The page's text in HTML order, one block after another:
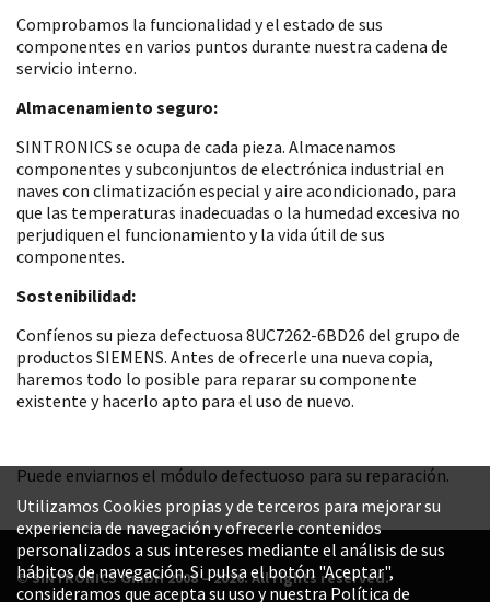
Comprobamos la funcionalidad y el estado de sus
componentes en varios puntos durante nuestra cadena de
servicio interno.
Almacenamiento seguro:
SINTRONICS se ocupa de cada pieza. Almacenamos
componentes y subconjuntos de electrónica industrial en
naves con climatización especial y aire acondicionado, para
que las temperaturas inadecuadas o la humedad excesiva no
perjudiquen el funcionamiento y la vida útil de sus
componentes.
Sostenibilidad:
Confíenos su pieza defectuosa 8UC7262-6BD26 del grupo de
productos SIEMENS. Antes de ofrecerle una nueva copia,
haremos todo lo posible para reparar su componente
existente y hacerlo apto para el uso de nuevo.
Puede enviarnos el módulo defectuoso para su reparación.
© SINTRONICS GmbH 2008 – 2026. All rights reserved.
Utilizamos Cookies propias y de terceros para mejorar su
experiencia de navegación y ofrecerle contenidos
personalizados a sus intereses mediante el análisis de sus
hábitos de navegación. Si pulsa el botón "Aceptar",
consideramos que acepta su uso y nuestra Política de